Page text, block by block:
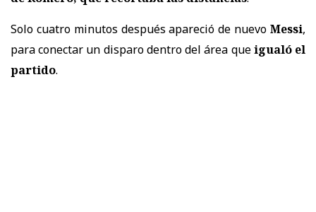
Solo cuatro minutos después apareció de nuevo Messi,
para conectar un disparo dentro del área queigualó el
partido.